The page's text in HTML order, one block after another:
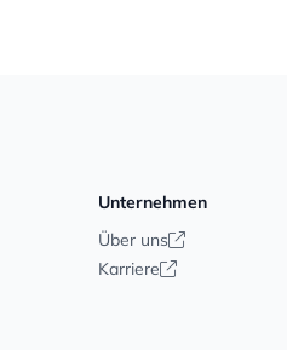
Unternehmen
Über uns
Karriere